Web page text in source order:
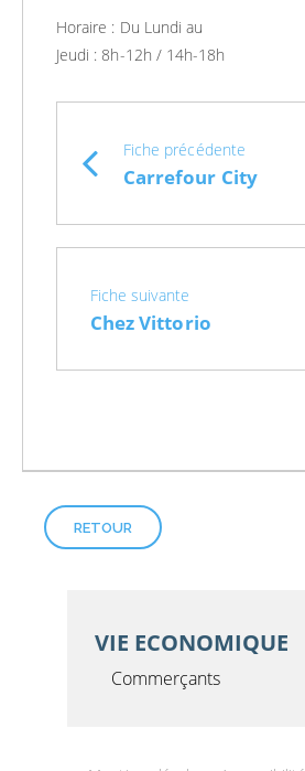
Horaire : Du Lundi au
Jeudi : 8h-12h / 14h-18h
Fiche précédente
Carrefour City
Fiche suivante
Chez Vittorio
RETOUR
VIE ECONOMIQUE
Commerçants